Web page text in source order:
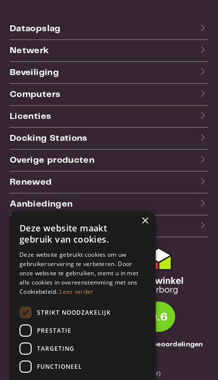
Dataopslag
Netwerk
Beveiliging
Computers
Licenties
Docking Stations
Overige producten
Renewed
Aanbiedingen
Blog
Klantenservice
Bestel- en
verzendinformatie
Garantie en reparatie
Annuleren of retourneren
Over TrueBase
9.6
1261 Thuisbeoordelingen
Over TrueBase
Privacy en voorwaarden (consument)
×
Deze website maakt
gebruik van cookies.
Deze website gebruikt cookies om uw
gebruikerservaring te verbeteren. Door
onze website te gebruiken, stemt u in met
alle cookies in overeenstemming met ons
Cookiebeleid. Lees verder
STRIKT NOODZAKELIJK
PRESTATIE
TARGETING
FUNCTIONEEL